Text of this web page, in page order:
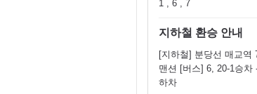
1 , 6 , 7
지하철 환승 안내
[지하철] 분당선 매교역
맨션 [버스] 6, 20-1승차
하차